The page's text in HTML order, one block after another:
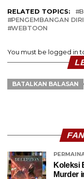
RELATED TOPICS:
PENGEMBANGAN DIRI
WEBTOON
You must be logged in
BATALKAN BALASAN
Koleksi
Murder